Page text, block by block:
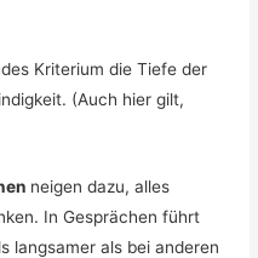
Kriterium die Tiefe der
(Auch hier gilt,
neigen dazu, alles
In Gesprächen führt
langsamer als bei anderen